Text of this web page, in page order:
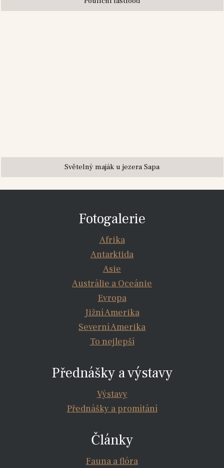
Světelný maják u jezera Sapa
Fotogalerie
Afrika
Antarktida
Asie
Austrálie a Oceánie
Evropa
Jižní Amerika
Severní Amerika
To nejlepší
Přednášky a výstavy
Výstavy
Přednášky a promítání
Články
Fauna a flóra